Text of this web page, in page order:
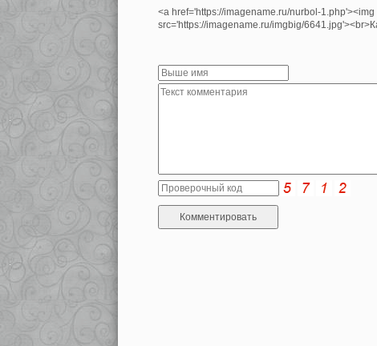
<a href='https://imagename.ru/nurbol-1.php'><img
src='https://imagename.ru/imgbig/